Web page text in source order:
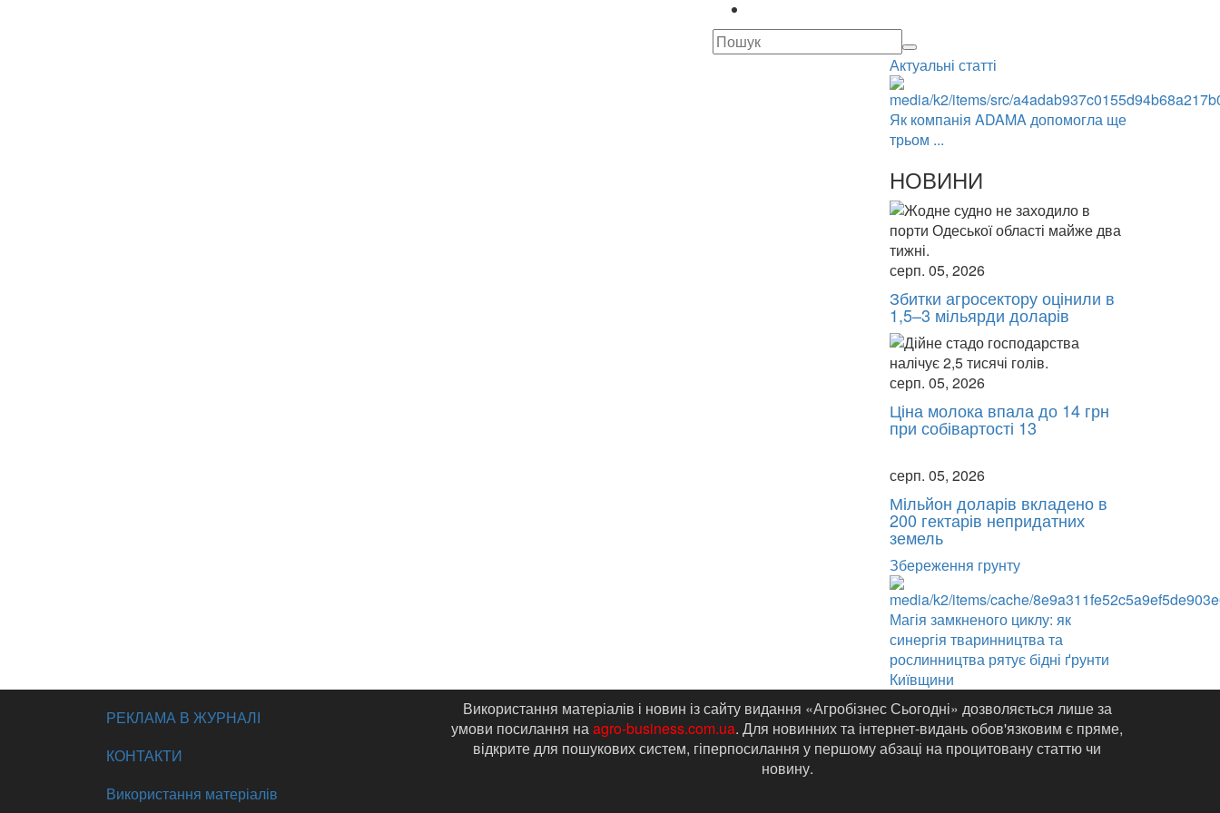
Актуальні статті
Як компанія ADAMA допомогла ще
трьом ...
НОВИНИ
серп. 05, 2026
Збитки агросектору оцінили в
1,5–3 мільярди доларів
серп. 05, 2026
Ціна молока впала до 14 грн
при собівартості 13
серп. 05, 2026
Мільйон доларів вкладено в
200 гектарів непридатних
земель
Збереження грунту
Магія замкненого циклу: як
синергія тваринництва та
рослинництва рятує бідні ґрунти
Київщини
РЕКЛАМА В ЖУРНАЛІ
КОНТАКТИ
Використання матеріалів
Використання матеріалів і новин із сайту видання «Агробізнес Сьогодні» дозволяється лише за
умови посилання наagro-business.com.ua. Для новинних та інтернет-видань обов'язковим є пряме,
відкрите для пошукових систем, гіперпосилання у першому абзаці на процитовану статтю чи
новину.